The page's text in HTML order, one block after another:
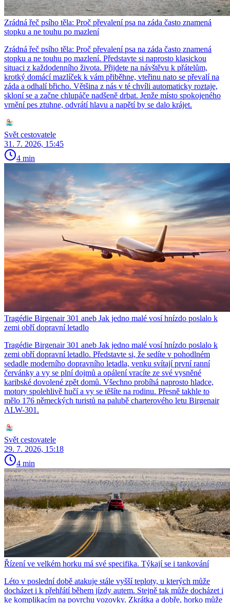
Zrádná řeč psího těla: Proč převalení psa na záda často znamená
stopku a ne touhu po mazlení
Zrádná řeč psího těla: Proč převalení psa na záda často znamená
stopku a ne touhu po mazlení. Představte si naprosto klasickou
situaci z každodenního života. Přijdete na návštěvu k přátelům,
krotký domácí mazlíček k vám přiběhne, vteřinu nato se převalí na
záda a odhalí břicho. Většina z nás v té chvíli automaticky roztaje,
skloní se a začne chlupáče nadšeně drbat. Jenže místo spokojeného
vrnění pes ztuhne, odvrátí hlavu a napětí by se dalo krájet.
Svět cestovatele
31. 7. 2026, 15:45
4 min
Tragédie Birgenair 301 aneb Jak jedno malé vosí hnízdo poslalo k
zemi obří dopravní letadlo
Tragédie Birgenair 301 aneb Jak jedno malé vosí hnízdo poslalo k
zemi obří dopravní letadlo. Představte si, že sedíte v pohodlném
sedadle moderního dopravního letadla, venku svítají první ranní
červánky a vy se plní dojmů a opálení vracíte ze své vysněné
karibské dovolené zpět domů. Všechno probíhá naprosto hladce,
motory spolehlivě hučí a vy se těšíte na rodinu. Přesně takhle to
mělo 176 německých turistů na palubě charterového letu Birgenair
ALW-301.
Svět cestovatele
29. 7. 2026, 15:18
4 min
Řízení ve velkém horku má své specifika. Týkají se i tankování
Léto v poslední době atakuje stále vyšší teploty, u kterých může
docházet i k přehřátí během jízdy autem. Stejně tak může docházet i
ke komplikacím na povrchu vozovky. Zkrátka a dobře, horko může